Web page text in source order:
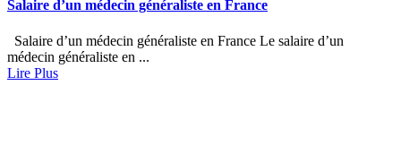
Salaire d’un médecin généraliste en France
Salaire d’un médecin généraliste en France Le salaire d’un
médecin généraliste en ...
Lire Plus